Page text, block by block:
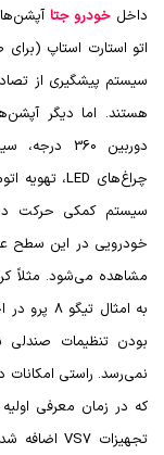
داخل خودرو جتا
اتو استارت استاپ
سیستم پیشگیری از
هستند. اما دیگر
چراغ‌های LED، تهویه
سیستم کمکی حرکت در
خودرویی در این سطح
مشاهده می‌شود. مثلاً
به امثال
بودن تنظیمات صندلی
نمی‌رسد. راستی
که در زمان معرفی
تجهیزات VS7اضافه شد